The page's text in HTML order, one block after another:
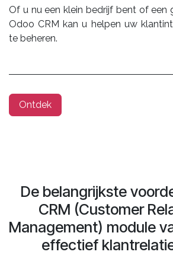
Of u nu een klein bedrijf bent of een
Odoo CRM kan u helpen uw
te beheren.
Ontdek​
De belangrijkste
CRM (Customer
Management) module
effectief